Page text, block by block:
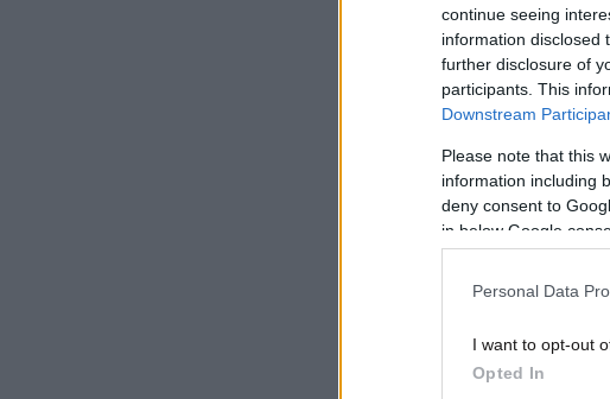
continue seeing
information disclosed
further disclosure of
participants. This
Downstream
Please note that this
information including
deny consent to
in below Google
Personal Data
I want to opt-out
Opted In